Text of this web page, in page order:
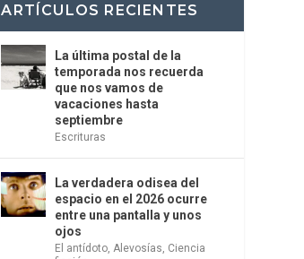
ARTÍCULOS RECIENTES
La última postal de la
temporada nos recuerda
que nos vamos de
vacaciones hasta
septiembre
Escrituras
La verdadera odisea del
espacio en el 2026 ocurre
entre una pantalla y unos
ojos
El antídoto Alevosías Ciencia